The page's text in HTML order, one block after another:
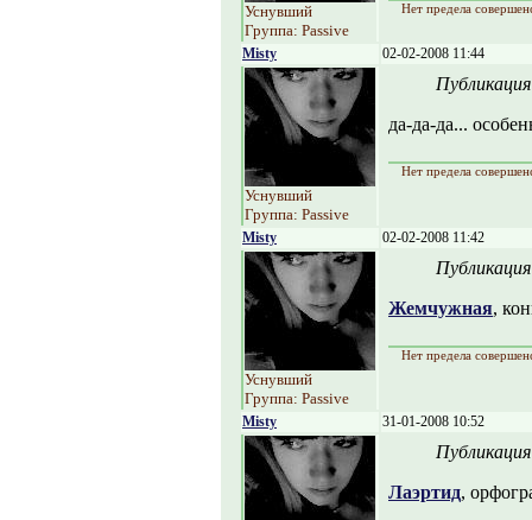
Уснувший
Группа: Passive
Нет предела
Misty 02-02-2008 11:44
Уснувший
Группа: Passive
да-да-да...
Нет предела
Misty 02-02-2008 11:42
Уснувший
Группа: Passive
Жемчужная,
Нет предела
Misty 31-01-2008 10:52
Лаэртид,